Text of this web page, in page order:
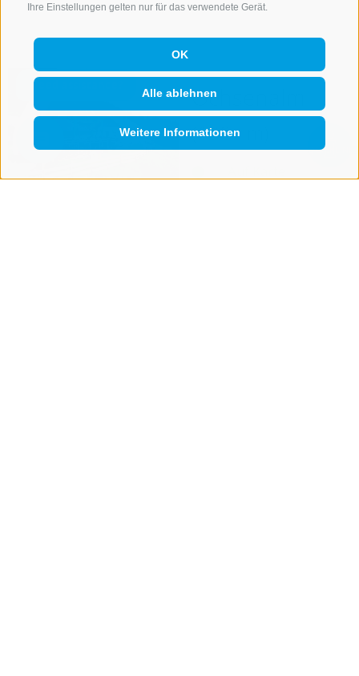
Ihre Einstellungen gelten nur für das verwendete Gerät.
OK
Alle ablehnen
Weitere Informationen
Sucheanzeigen
mehr Infos
Ochsenalm
(1907 m)
QUICKLINKS